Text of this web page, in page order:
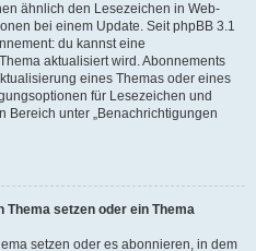
ähnlich den Lesezeichen in Web-
bei einem Update. Seit phpBB 3.1
du kannst eine
aktualisiert wird. Abonnements
eines Themas oder eines
für Lesezeichen und
Bereich unter „Benachrichtigungen
Thema setzen oder ein Thema
setzen oder es abonnieren, in dem